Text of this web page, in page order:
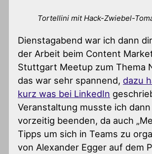
Tortellini mit Hack-Zwiebel-
Dienstagabend war ich dann
der Arbeit beim Content
Stuttgart Meetup zum Thema
das war sehr spannend, dazu
kurz was bei LinkedIn
Veranstaltung musste ich
vorzeitig beenden, da auch
Tipps um sich in Teams zu
von Alexander Egger auf dem